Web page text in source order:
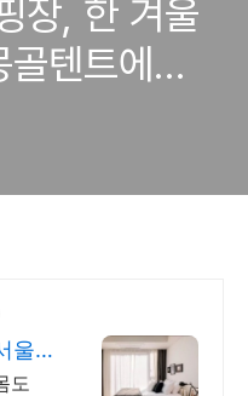
장, 한 겨울
텐트에서
울
도